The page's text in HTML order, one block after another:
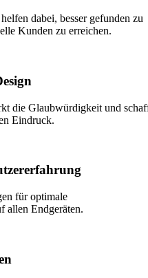
dabei, besser gefunden zu
Kunden zu erreichen.
die Glaubwürdigkeit und
Eindruck.
für optimale
allen Endgeräten.